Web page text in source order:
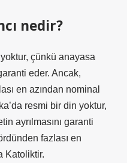
nedir?
çünkü anayasa
eder. Ancak,
en azından nominal
resmi bir din yoktur,
ayrılmasını garanti
fazlası en
Katoliktir.